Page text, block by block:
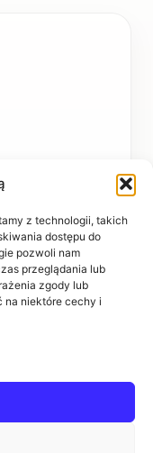
z technologii, takich
dostępu do
pozwoli nam
przeglądania lub
zgody lub
na niektóre cechy i